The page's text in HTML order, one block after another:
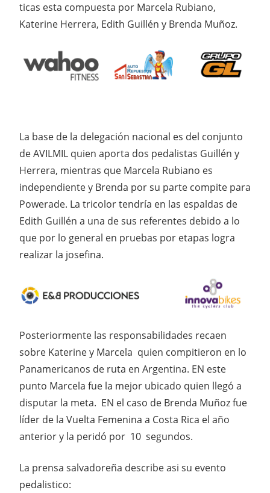
ticas esta compuesta por Marcela Rubiano,
Katerine Herrera, Edith Guillén y Brenda Muñoz.
La base de la delegación nacional es del conjunto
de AVILMIL quien aporta dos pedalistas Guillén y
Herrera, mientras que Marcela Rubiano es
independiente y Brenda por su parte compite para
Powerade. La tricolor tendría en las espaldas de
Edith Guillén a una de sus referentes debido a lo
que por lo general en pruebas por etapas logra
realizar la josefina.
Posteriormente las responsabilidades recaen
sobre Katerine y Marcela quien compitieron en lo
Panamericanos de ruta en Argentina. EN este
punto Marcela fue la mejor ubicado quien llegó a
disputar la meta. EN el caso de Brenda Muñoz fue
líder de la Vuelta Femenina a Costa Rica el año
anterior y la peridó por 10 segundos.
La prensa salvadoreña describe asi su evento
pedalistico: